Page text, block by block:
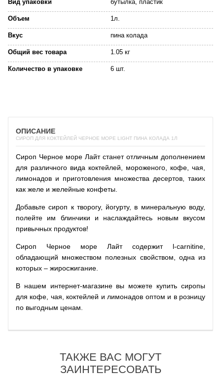
Вид упаковки бутылка, пластик
Объем 1л.
Вкус пина колада
Общий вес товара 1.05 кг
Количество в упаковке 6 шт.
ОПИСАНИЕ
СИРОП ДЛЯ КОКТЕЙЛЕЙ ЧЕРНОЕ МОРЕ LIGHT ПИНА КОЛАДА 1Л
Сироп Черное море Лайт станет отличным дополнением
для различного вида коктейлей, мороженого, кофе, чая,
лимонадов и приготовления множества десертов, таких
как желе и желейные конфеты.
Добавьте сироп к творогу, йогурту, в минеральную воду,
полейте им блинчики и наслаждайтесь новым вкусом
привычных продуктов!
Сироп Черное море Лайт содержит l-carnitine,
обладающий множеством полезных свойством, одна из
которых – жиросжигание.
В нашем интернет-магазине вы можете купить сиропы
для кофе, чая, коктейлей и лимонадов оптом и в розницу
по выгодным ценам.
ТАКЖЕ ВАС МОГУТ
ЗАИНТЕРЕСОВАТЬ